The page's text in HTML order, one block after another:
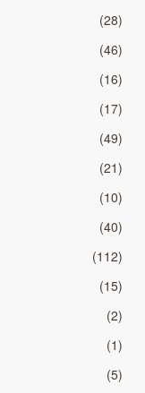
(28)
(46)
(16)
(17)
(49)
(21)
(10)
(40)
(112)
(15)
(2)
(1)
(5)